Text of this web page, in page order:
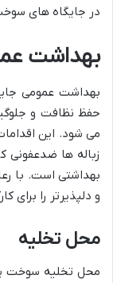
در جایگاه های
بهداشت
بهداشت عمومی
حفظ نظافت و
می شود. این
زباله ها
بهداشتی است. با
و دلپذیرتر را برای
محل تخلیه
محل تخلیه سوخت